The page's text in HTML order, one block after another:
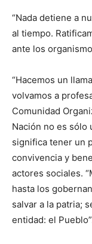
“Nada detiene a
al tiempo.
ante los
“Hacemos un
volvamos a
Comunidad
Nación no es sólo
significa tener un
convivencia y
actores sociales.
hasta los
salvar a la patria;
entidad: el